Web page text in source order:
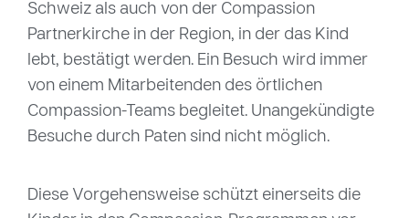
Schweiz als auch von der Compassion
Partnerkirche in der Region, in der das Kind
lebt, bestätigt werden. Ein Besuch wird immer
von einem Mitarbeitenden des örtlichen
Compassion-Teams begleitet. Unangekündigte
Besuche durch Paten sind nicht möglich.
Diese Vorgehensweise schützt einerseits die